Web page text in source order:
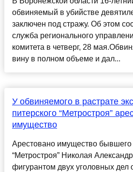
обвиняемый в убийстве
заключен под стражу. Об этом
служба регионального
комитета в четверг, 28
вину в полном объеме и дал...
У обвиняемого в растрате
питерского “Метростроя”
имущество
Арестовано имущество бывшего
“Метростроя” Николая
фигурантом двух уголовных дел